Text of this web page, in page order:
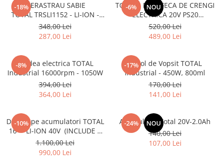
-18%FIERASTRAU SABIE
TOTAL TRSLI1152 - LI-ION -
20V (NU INCLUDE
ACUMULATOR)
348,00 Lei
287,00 Lei
-6% NOU
TOTAL - FOARFECA DE CRENGI
ELECTRICA 20V PS20
(NUINCLUDE ACUMULATOR SI
INCARCATOR)
520,00 Lei
489,00 Lei
-8%
Rindea electrica TOTAL
Industrial 16000rpm - 1050W
394,00 Lei
364,00 Lei
-17%
Pistol de Vopsit TOTAL
Industrial - 450W, 800ml
170,00 Lei
141,00 Lei
-10%
Drujba pe acumulatori TOTAL
16'' - LI-ION 40V (INCLUDE 2
ACUMULATORI + 1
INCARCATOR)
1.100,00 Lei
990,00 Lei
-24% NOU
Acumulator Total 20V-2.0Ah
140,00 Lei
107,00 Lei